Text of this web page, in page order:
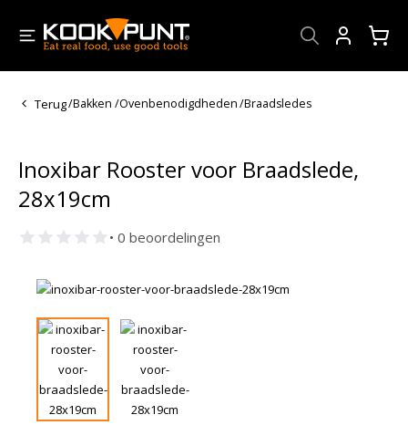
Terug/Bakken /Ovenbenodigdheden/Braadsledes
Inoxibar Rooster voor Braadslede,
28x19cm
• 0 beoordelingen